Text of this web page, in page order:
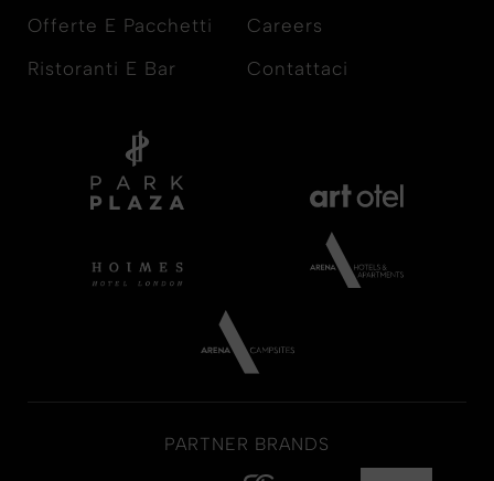
Offerte E Pacchetti
Ristoranti E Bar
Careers
Contattaci
PARTNER BRANDS